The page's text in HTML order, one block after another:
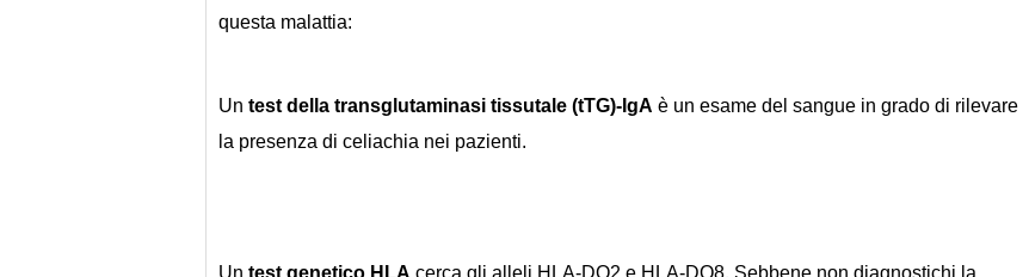
questa malattia:
Un test della transglutaminasi tissutale (tTG)-IgA è un esame del sangue in grado di rilevare
la presenza di celiachia nei pazienti.
Un test genetico HLA cerca gli alleli HLA-DQ2 e HLA-DQ8. Sebbene non diagnostichi la